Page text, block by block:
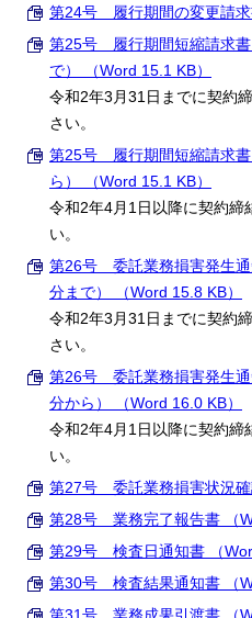
第24号 履行期間の変更請求
第25号 履行期間短縮請求書
で） （Word 15.1 KB）
令和2年3月31日までに契約
さい。
第25号 履行期間短縮請求
ら） （Word 15.1 KB）
令和2年4月1日以降に契約締
い。
第26号 委託業務損害発生
分まで） （Word 15.8 KB）
令和2年3月31日までに契約
さい。
第26号 委託業務損害発生
分から） （Word 16.0 KB）
令和2年4月1日以降に契約締
い。
第27号 委託業務損害状況確
第28号 業務完了報告書 （
第29号 検査日通知書 （
第30号 検査結果通知書 （
第31号 業務成果引渡書 （